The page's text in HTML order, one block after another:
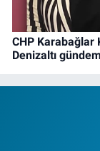
CHP Karabağlar
Denizaltı